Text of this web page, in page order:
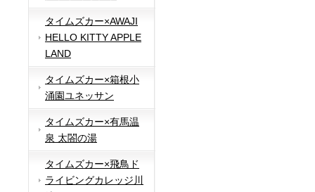
タイムズカー×AWAJI
HELLO KITTY APPLE
LAND
タイムズカー×箱根小
涌園ユネッサン
タイムズカー×有馬温
泉 太閤の湯
タイムズカー×飛鳥ド
ライビングカレッジ川